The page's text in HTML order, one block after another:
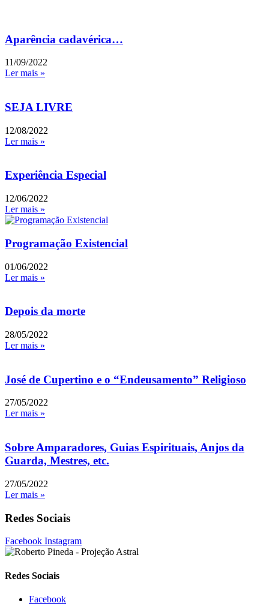
Aparência cadavérica…
11/09/2022
Ler mais »
SEJA LIVRE
12/08/2022
Ler mais »
Experiência Especial
12/06/2022
Ler mais »
Programação Existencial
01/06/2022
Ler mais »
Depois da morte
28/05/2022
Ler mais »
José de Cupertino e o “Endeusamento” Religioso
27/05/2022
Ler mais »
Sobre Amparadores, Guias Espirituais, Anjos da
Guarda, Mestres, etc.
27/05/2022
Ler mais »
Redes Sociais
Facebook Instagram
Redes Sociais
Facebook